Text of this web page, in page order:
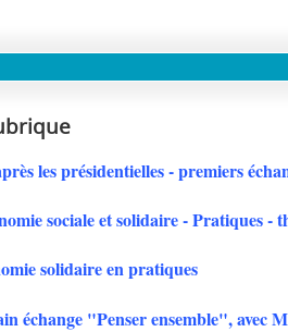
les présidentielles - premiers
sociale et solidaire - Pratiques -
solidaire en pratiques
échange "Penser ensemble", avec